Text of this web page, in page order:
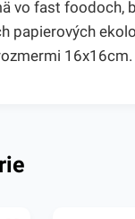
vo fast
papierových
16x16cm.